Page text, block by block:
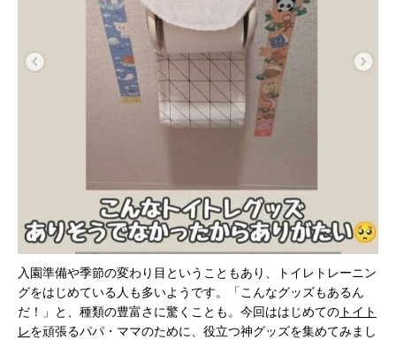
入園準備や季節の変わり目ということもあり、トイレトレーニン
グをはじめている人も多いようです。「こんなグッズもあるん
だ！」と、種類の豊富さに驚くことも。今回ははじめての トイト
レを頑張るパパ・ママのために、役立つ神グッズを集めてみまし